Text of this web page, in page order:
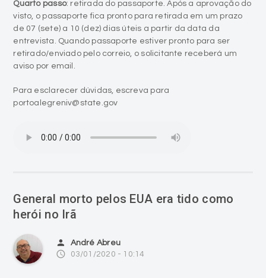
Quarto passo: retirada do passaporte. Após a aprovação do
visto, o passaporte fica pronto para retirada em um prazo
de 07 (sete) a 10 (dez) dias úteis a partir da data da
entrevista. Quando passaporte estiver pronto para ser
retirado/enviado pelo correio, o solicitante receberá um
aviso por email.
Para esclarecer dúvidas, escreva para
portoalegreniv@state.gov
General morto pelos EUA era tido como
herói no Irã
person André Abreu
access_time 03/01/2020 - 10:14